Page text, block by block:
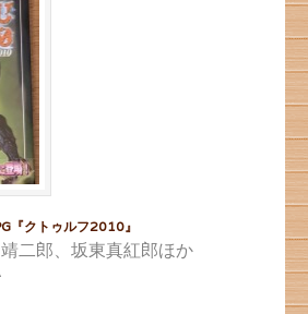
『クトゥルフ2010』
二郎、坂東真紅郎ほか